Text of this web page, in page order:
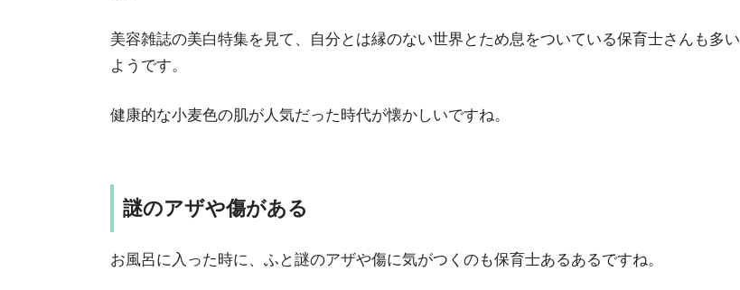
美容雑誌の美白特集を見て、自分とは縁のない世界とため息をついている保育士さんも多い
ようです。
健康的な小麦色の肌が人気だった時代が懐かしいですね。
謎のアザや傷がある
お風呂に入った時に、ふと謎のアザや傷に気がつくのも保育士あるあるですね。